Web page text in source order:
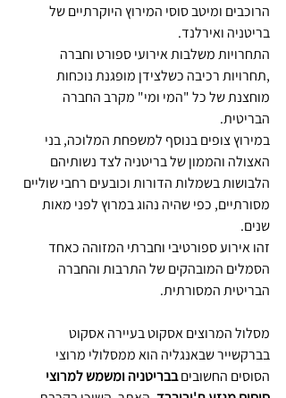
הרוכבים ומיטב סוסי המירוץ היוקרתיים של
בריטניה ואירלנד.
התחרויות משלבות אירועי ספורט וחברה
,תחרויות רכיבה כשלצידן מופגנת נוכחות
מוחצנת של כל "המי ומי" מקרב החברה
הבריטית.
במירוץ צופים בנוסף למשפחת המלוכה, בני
האצולה והממון של בריטניה לצד נשותיהם
הלבושות בשמלות הדורות וכובעים רחבי שוליים
מסורתיים, כפי שהיה נהוג במרוץ לפני מאות
שנים.
זהו אירוע ספורטיבי וחברתי המזוהה כאחד
הסמלים המובהקים של התרבות והחברה
הבריטית המסורתית.
מסלול המרוצים אסקוט בעיירה אסקוט
בברקשייר שבאנגליה הוא ממסלולי מרוצי
הסוסים החשובים בבריטניה ומשמש למרוצי